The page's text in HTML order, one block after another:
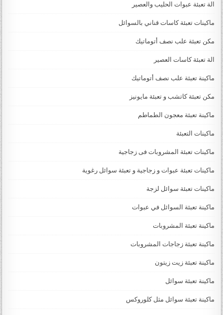
الة تعبئة عبوات الحليب والعصير
ماكينات تعبئة كاسات قناني بالسوائل
مكن تعبئة علب نصف أتوماتيك
الة تعبئة كاسات العصير
ماكينة تعبئة علب نصف أتوماتيك
مكن تعبئة كاتشب و تعبئة مايونيز
ماكينة تعبئة معجون الطماطم
ماكينات التعبئة
ماكينات تعبئة المشروبات فى زجاجية
ماكينات تعبئة عبوات و زجاجية و تعبئة سوائل رغوية
ماكينات تعبئة سوائل لزجة
‏‏‏ماكينة تعبئة السوائل في عبوات
ماكينة تعبئة المشروبات
ماكينة تعبئة زجاجات المشروبات
ماكينة تعبئة زيت زيتون
ماكينة تعبئة سوائل
ماكينة تعبئة سوائل مثل كلوروكس